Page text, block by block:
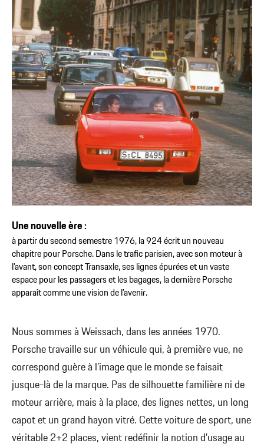
Une nouvelle ère :
à partir du second semestre 1976, la 924 écrit un nouveau
chapitre pour Porsche. Dans le trafic parisien, avec son moteur à
l’avant, son concept Transaxle, ses lignes épurées et un vaste
espace pour les passagers et les bagages, la dernière Porsche
apparaît comme une vision de l’avenir.
Nous sommes à Weissach, dans les années 1970.
Porsche travaille sur un véhicule qui, à première vue, ne
correspond guère à l’image que le monde se faisait
jusque-là de la marque. Pas de silhouette familière ni de
moteur arrière, mais à la place, des lignes nettes, un long
capot et un grand hayon vitré. Cette voiture de sport, une
véritable 2+2 places, vient redéfinir la notion d’usage au